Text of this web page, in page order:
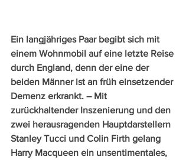
Ein langjähriges Paar begibt sich mit
einem Wohnmobil auf eine letzte Reise
durch England, denn der eine der
beiden Männer ist an früh einsetzender
Demenz erkrankt. – Mit
zurückhaltender Inszenierung und den
zwei herausragenden Hauptdarstellern
Stanley Tucci und Colin Firth gelang
Harry Macqueen ein unsentimentales,